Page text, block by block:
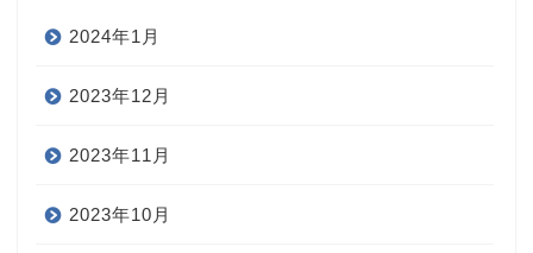
2024年1月
2023年12月
2023年11月
2023年10月